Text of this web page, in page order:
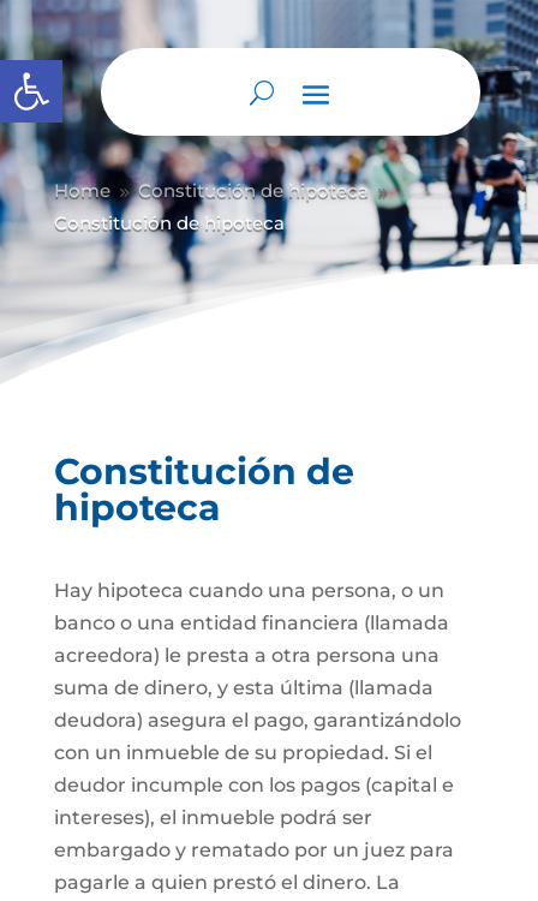
Abrir barra de herramientas
Home 9 Constitución de hipoteca 9
Constitución de hipoteca
Constitución de
hipoteca
Hay hipoteca cuando una persona, o un
banco o una entidad financiera (llamada
acreedora) le presta a otra persona una
suma de dinero, y esta última (llamada
deudora) asegura el pago, garantizándolo
con un inmueble de su propiedad. Si el
deudor incumple con los pagos (capital e
intereses), el inmueble podrá ser
embargado y rematado por un juez para
pagarle a quien prestó el dinero. La